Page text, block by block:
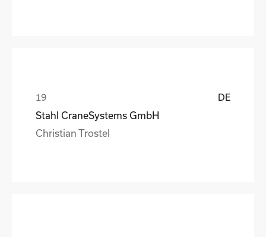
DE
Stahl CraneSystems GmbH
Christian Trostel